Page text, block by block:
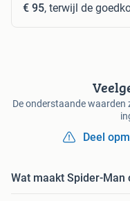
€ 95, terwijl de
De onderstaande waarden
Deel
Wat maakt Spider-Man